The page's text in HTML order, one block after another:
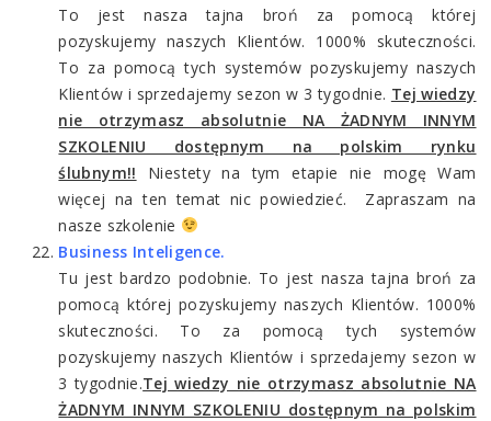
To jest nasza tajna broń za pomocą której
pozyskujemy naszych Klientów. 1000% skuteczności.
To za pomocą tych systemów pozyskujemy naszych
Klientów i sprzedajemy sezon w 3 tygodnie. Tej wiedzy
nie otrzymasz absolutnie NA ŻADNYM INNYM
SZKOLENIU dostępnym na polskim rynku
ślubnym!! Niestety na tym etapie nie mogę Wam
więcej na ten temat nic powiedzieć. Zapraszam na
nasze szkolenie
Business Inteligence.
Tu jest bardzo podobnie. To jest nasza tajna broń za
pomocą której pozyskujemy naszych Klientów. 1000%
skuteczności. To za pomocą tych systemów
pozyskujemy naszych Klientów i sprzedajemy sezon w
3 tygodnie.Tej wiedzy nie otrzymasz absolutnie NA
ŻADNYM INNYM SZKOLENIU dostępnym na polskim